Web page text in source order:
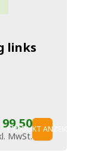
links
MwSt.
PRODUKT ANZEIGEN